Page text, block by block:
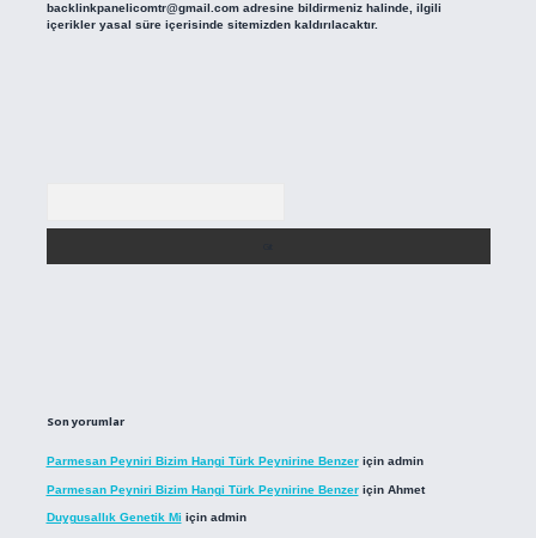
backlinkpanelicomtr@gmail.comadresine bildirmeniz halinde, ilgili
içerikler yasal süre içerisinde sitemizden kaldırılacaktır.
Son yorumlar
Parmesan Peyniri Bizim Hangi Türk Peynirine Benzeriçin admin
Parmesan Peyniri Bizim Hangi Türk Peynirine Benzeriçin Ahmet
Duygusallık Genetik Mi için admin